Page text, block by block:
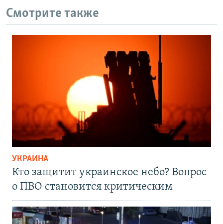
Смотрите также
УКРАИНА
Кто защитит украинское небо? Вопрос
о ПВО становится критическим